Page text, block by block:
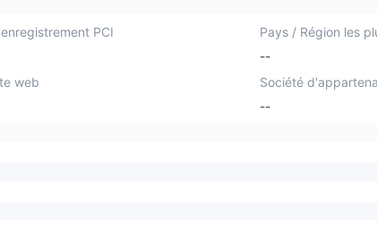
PCI
Pays / Région les
--
web
Société
--